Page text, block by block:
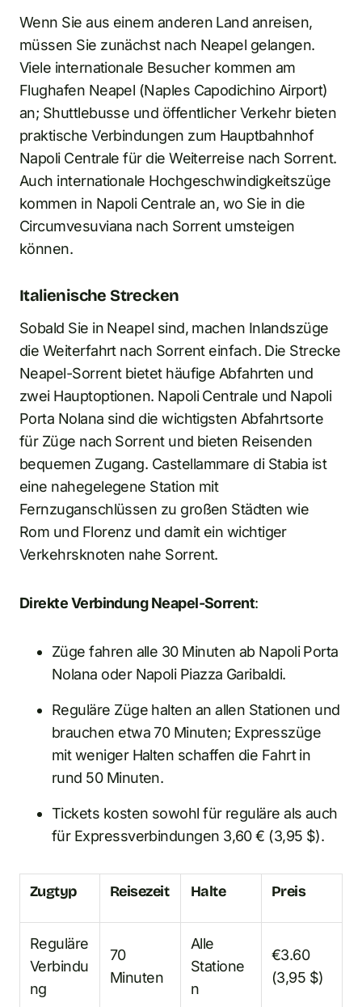
Wenn Sie aus einem anderen Land anreisen,
müssen Sie zunächst nach Neapel gelangen.
Viele internationale Besucher kommen am
Flughafen Neapel (Naples Capodichino Airport)
an; Shuttlebusse und öffentlicher Verkehr bieten
praktische Verbindungen zum Hauptbahnhof
Napoli Centrale für die Weiterreise nach Sorrent.
Auch internationale Hochgeschwindigkeitszüge
kommen in Napoli Centrale an, wo Sie in die
Circumvesuviana nach Sorrent umsteigen
können.
Italienische Strecken
Sobald Sie in Neapel sind, machen Inlandszüge
die Weiterfahrt nach Sorrent einfach. Die Strecke
Neapel-Sorrent bietet häufige Abfahrten und
zwei Hauptoptionen. Napoli Centrale und Napoli
Porta Nolana sind die wichtigsten Abfahrtsorte
für Züge nach Sorrent und bieten Reisenden
bequemen Zugang. Castellammare di Stabia ist
eine nahegelegene Station mit
Fernzuganschlüssen zu großen Städten wie
Rom und Florenz und damit ein wichtiger
Verkehrsknoten nahe Sorrent.
Direkte Verbindung Neapel-Sorrent:
Züge fahren alle 30 Minuten ab Napoli Porta
Nolana oder Napoli Piazza Garibaldi.
Reguläre Züge halten an allen Stationen und
brauchen etwa 70 Minuten; Expresszüge
mit weniger Halten schaffen die Fahrt in
rund 50 Minuten.
Tickets kosten sowohl für reguläre als auch
für Expressverbindungen 3,60 € (3,95 $).
Zugtyp Reisezeit Halte Preis
Reguläre
Verbindu
ng
70
Minuten
Alle
Statione
n
€3.60
(3,95 $)